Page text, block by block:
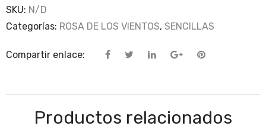
cantidad
SKU: N/D
Categorías: ROSA DE LOS VIENTOS, SENCILLAS
Compartir enlace:
Productos relacionados